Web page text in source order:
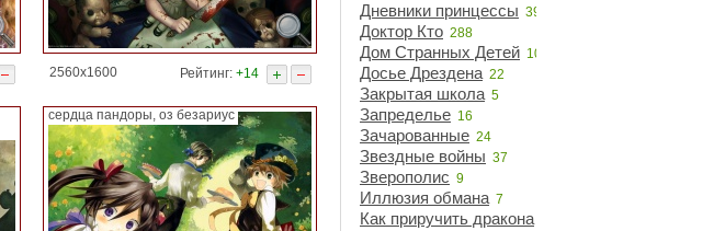
Дневники принцессы 39
Доктор Кто 288
Дом Странных Детей 10
Досье Дрездена 22
Закрытая школа 5
Запределье 16
Зачарованные 24
Звездные войны 37
Зверополис 9
Иллюзия обмана 7
Как приручить дракона
2560x1600 Рейтинг: +14
сердца пандоры, оз безариус